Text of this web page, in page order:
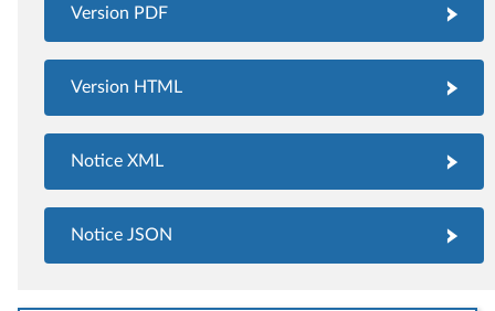
Version PDF
Version HTML
Notice XML
Notice JSON